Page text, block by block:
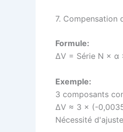
7. Compensation
Formule:
ΔV = Série N × α
Exemple:
3 composants
ΔV ≈ 3 × (-
Nécessité